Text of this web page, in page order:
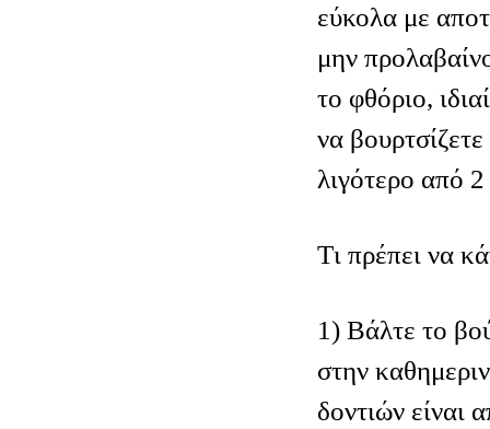
εύκολα με
μην
το φθόριο,
να
λιγότερο από
Tι πρέπει να
1) Βάλτε το
στην
δοντιών είναι